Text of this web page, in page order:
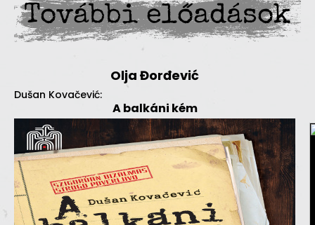
További előadások
Olja Đorđević
Dušan Kovačević:
A balkáni kém